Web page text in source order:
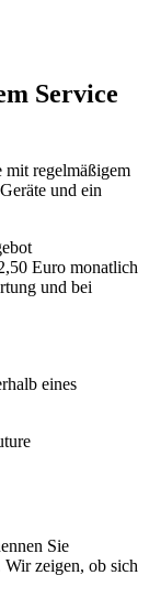
Service
mit regelmäßigem
und ein
Euro monatlich
und bei
eines
Sie
Wir zeigen, ob sich